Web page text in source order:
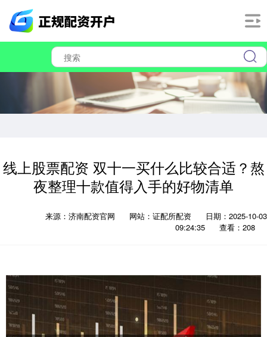
线上股票配资 双十一买什么比较合适？熬
夜整理十款值得入手的好物清单
来源：济南配资官网 网站：证配所配资
日期：2025-10-03
09:24:35
查看：208